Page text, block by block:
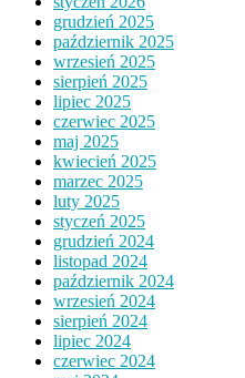
grudzień 2025
październik 2025
wrzesień 2025
sierpień 2025
lipiec 2025
czerwiec 2025
maj 2025
kwiecień 2025
marzec 2025
luty 2025
styczeń 2025
grudzień 2024
listopad 2024
październik 2024
wrzesień 2024
sierpień 2024
lipiec 2024
czerwiec 2024